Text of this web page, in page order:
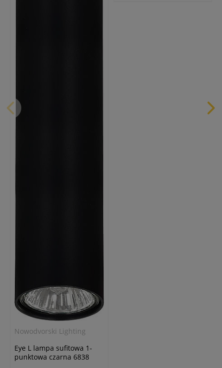
Nowodvorski Lighting
Eye L lampa sufitowa 1-
punktowa czarna 6838